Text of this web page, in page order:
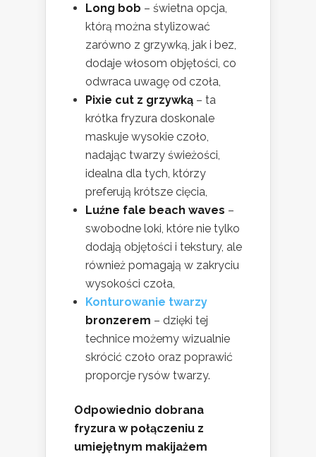
Long bob – świetna opcja,
którą można stylizować
zarówno z grzywką, jak i bez,
dodaje włosom objętości, co
odwraca uwagę od czoła,
Pixie cut z grzywką – ta
krótka fryzura doskonale
maskuje wysokie czoło,
nadając twarzy świeżości,
idealna dla tych, którzy
preferują krótsze cięcia,
Luźne fale beach waves –
swobodne loki, które nie tylko
dodają objętości i tekstury, ale
również pomagają w zakryciu
wysokości czoła,
Konturowanie twarzy
bronzerem – dzięki tej
technice możemy wizualnie
skrócić czoło oraz poprawić
proporcje rysów twarzy.
Odpowiednio dobrana
fryzura w połączeniu z
umiejętnym makijażem